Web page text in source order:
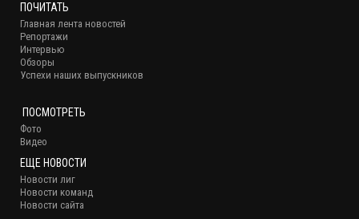
ПОЧИТАТЬ
Главная лента новостей
Репортажи
Интервью
Обзоры
Успехи наших выпускников
ПОСМОТРЕТЬ
Фото
Видео
ЕЩЕ НОВОСТИ
Новости лиг
Новости команд
Новости сайта